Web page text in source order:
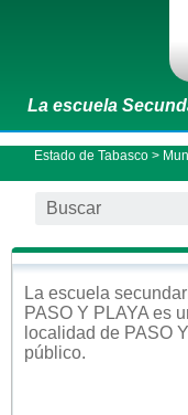
La escuela
Estado de Tabasco>
La escuela
PASO Y PLAYA es
localidad de PASO
público.